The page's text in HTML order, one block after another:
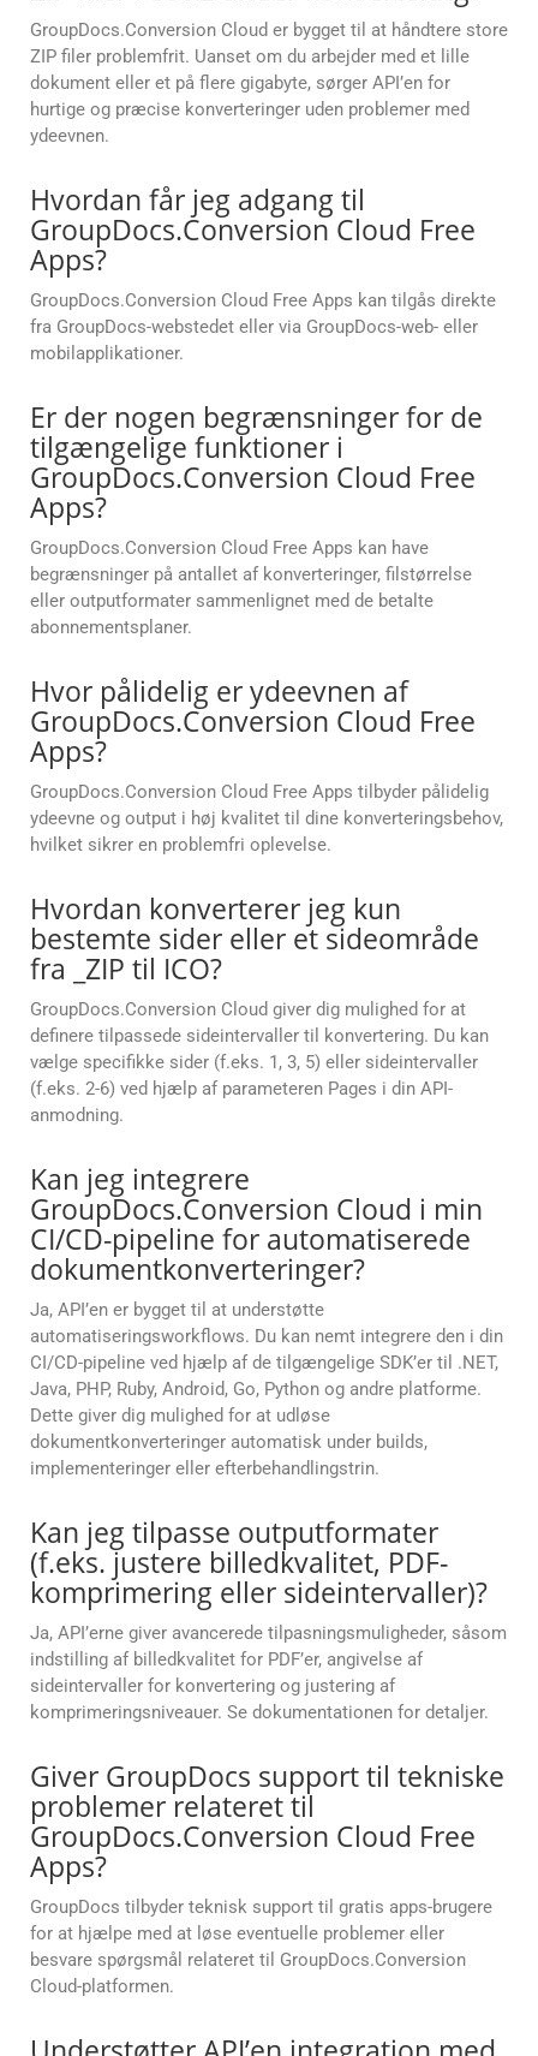
GroupDocs.Conversion Cloud er bygget til at håndtere store
ZIP filer problemfrit. Uanset om du arbejder med et lille
dokument eller et på flere gigabyte, sørger API’en for
hurtige og præcise konverteringer uden problemer med
ydeevnen.
Hvordan får jeg adgang til
GroupDocs.Conversion Cloud Free
Apps?
GroupDocs.Conversion Cloud Free Apps kan tilgås direkte
fra GroupDocs-webstedet eller via GroupDocs-web- eller
mobilapplikationer.
Er der nogen begrænsninger for de
tilgængelige funktioner i
GroupDocs.Conversion Cloud Free
Apps?
GroupDocs.Conversion Cloud Free Apps kan have
begrænsninger på antallet af konverteringer, filstørrelse
eller outputformater sammenlignet med de betalte
abonnementsplaner.
Hvor pålidelig er ydeevnen af
GroupDocs.Conversion Cloud Free
Apps?
GroupDocs.Conversion Cloud Free Apps tilbyder pålidelig
ydeevne og output i høj kvalitet til dine konverteringsbehov,
hvilket sikrer en problemfri oplevelse.
Hvordan konverterer jeg kun
bestemte sider eller et sideområde
fra _ZIP til ICO?
GroupDocs.Conversion Cloud giver dig mulighed for at
definere tilpassede sideintervaller til konvertering. Du kan
vælge specifikke sider (f.eks. 1, 3, 5) eller sideintervaller
(f.eks. 2-6) ved hjælp af parameteren Pages i din API-
anmodning.
Kan jeg integrere
GroupDocs.Conversion Cloud i min
CI/CD-pipeline for automatiserede
dokumentkonverteringer?
Ja, API’en er bygget til at understøtte
automatiseringsworkflows. Du kan nemt integrere den i din
CI/CD-pipeline ved hjælp af de tilgængelige SDK’er til .NET,
Java, PHP, Ruby, Android, Go, Python og andre platforme.
Dette giver dig mulighed for at udløse
dokumentkonverteringer automatisk under builds,
implementeringer eller efterbehandlingstrin.
Kan jeg tilpasse outputformater
(f.eks. justere billedkvalitet, PDF-
komprimering eller sideintervaller)?
Ja, API’erne giver avancerede tilpasningsmuligheder, såsom
indstilling af billedkvalitet for PDF’er, angivelse af
sideintervaller for konvertering og justering af
komprimeringsniveauer. Se dokumentationen for detaljer.
Giver GroupDocs support til tekniske
problemer relateret til
GroupDocs.Conversion Cloud Free
Apps?
GroupDocs tilbyder teknisk support til gratis apps-brugere
for at hjælpe med at løse eventuelle problemer eller
besvare spørgsmål relateret til GroupDocs.Conversion
Cloud-platformen.